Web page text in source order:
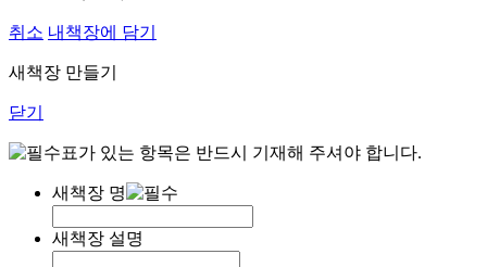
취소 내책장에 담기
새책장 만들기
닫기
표가 있는 항목은 반드시 기재해 주셔야 합니다.
새책장 명
새책장 설명